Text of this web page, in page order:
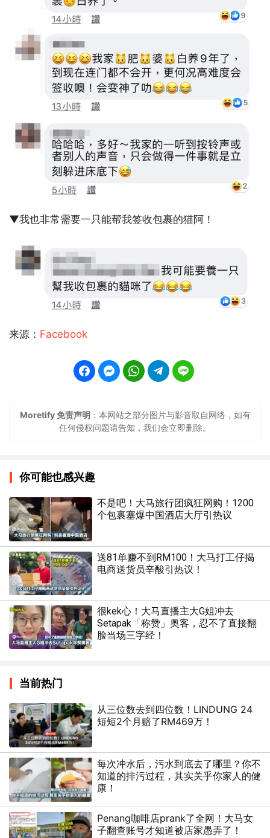
▼我也非常需要一只能帮我签收包裹的猫阿！
来源： Facebook
Moretify 免责声明 ：本网站之部分图片与影音取自网络，如有
任何侵权问题请告知，我们会立即删除。
你可能也感兴趣
不是吧！大马旅行团疯狂网购！1200
个包裹塞爆中国酒店大厅引热议
送81单赚不到RM100！大马打工仔揭
电商送货员辛酸引热议！
很kek心！大马直播主大G姐冲去
Setapak「称赞」奥客，忍不了直接翻
脸当场三字经！
当前热门
从三位数去到四位数！LINDUNG 24
短短2个月赔了RM469万！
每次冲水后，污水到底去了哪里？你不
知道的排污过程，其实关乎你家人的健
康！
Penang咖啡店prank了全网！大马女
子翻查账号才知道被店家愚弄了！